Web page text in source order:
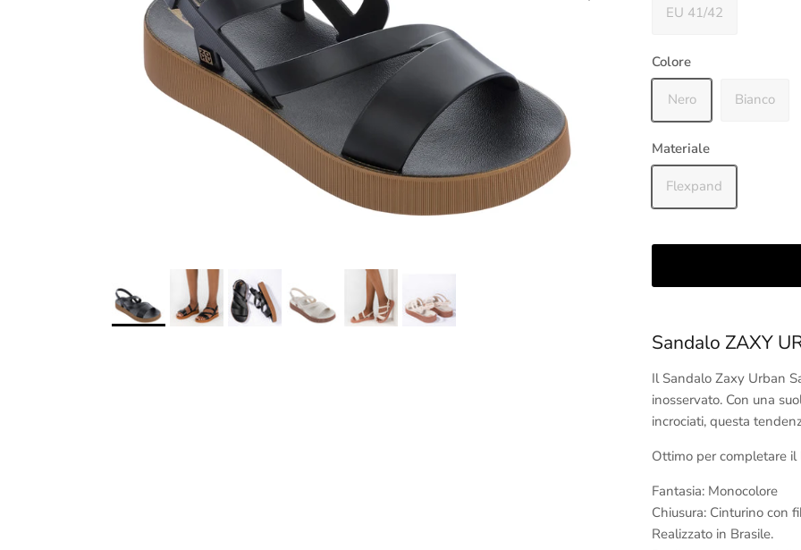
EU 41/42
Colore
Nero Bianco
Materiale
Flexpand
Sandalo ZAXY
Il Sandalo Zaxy Urban
inosservato. Con una
incrociati, questa
Ottimo per completare
Fantasia: Monocolore
Chiusura: Cinturino con
Realizzato in Brasile.